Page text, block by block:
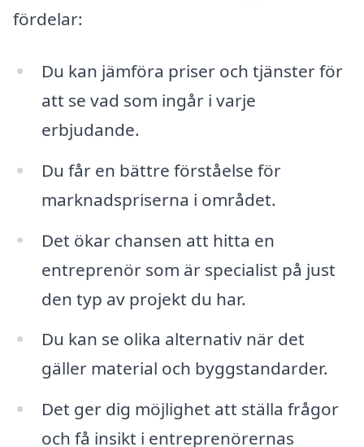
fördelar:
Du kan jämföra priser och tjänster för
att se vad som ingår i varje
erbjudande.
Du får en bättre förståelse för
marknadspriserna i området.
Det ökar chansen att hitta en
entreprenör som är specialist på just
den typ av projekt du har.
Du kan se olika alternativ när det
gäller material och byggstandarder.
Det ger dig möjlighet att ställa frågor
och få insikt i entreprenörernas